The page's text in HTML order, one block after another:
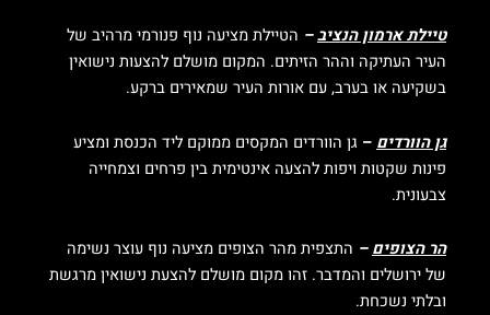
טיילת ארמון הנציב– הטיילת מציעה נוף פנורמי מרהיב של
העיר העתיקה וההר הזיתים. המקום מושלם להצעות נישואין
בשקיעה או בערב, עם אורות העיר שמאירים ברקע.
גן הוורדים – גן הוורדים המקסים ממוקם ליד הכנסת ומציע
פינות שקטות ויפות להצעה אינטימית בין פרחים וצמחייה
צבעונית.
הר הצופים– התצפית מהר הצופים מציעה נוף עוצר נשימה
של ירושלים והמדבר. זהו מקום מושלם להצעת נישואין מרגשת
ובלתי נשכחת.